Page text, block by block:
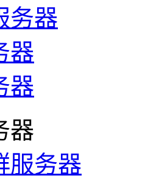
务器
器
器
器
服务器